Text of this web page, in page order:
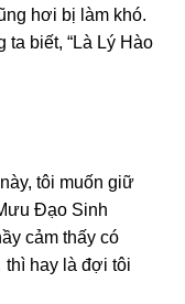
hơi bị làm khó.
ta biết, “Là Lý Hào
tôi muốn ɡiữ
Đạo Sinh
cảm thấy có
thì hay là đợi tôi